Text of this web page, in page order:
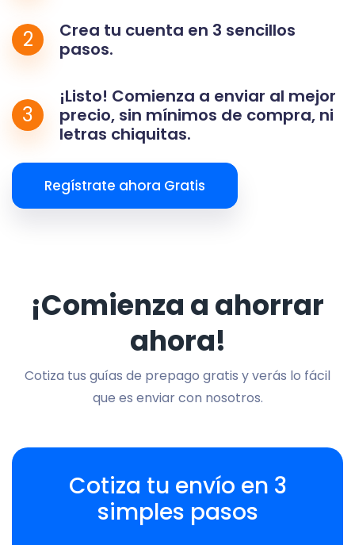
2
Crea tu cuenta en 3 sencillos
pasos.
3
¡Listo! Comienza a enviar al mejor
precio, sin mínimos de compra, ni
letras chiquitas.
Regístrate ahora Gratis
¡Comienza a ahorrar
ahora!
Cotiza tus guías de prepago gratis y verás lo fácil
que es enviar con nosotros.
Cotiza tu envío en 3
simples pasos